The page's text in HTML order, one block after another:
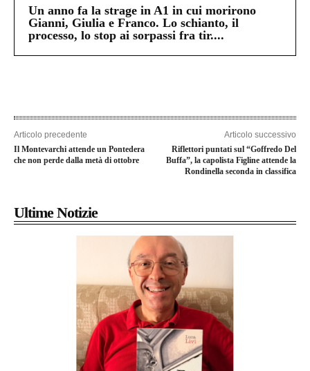
Un anno fa la strage in A1 in cui morirono
Gianni, Giulia e Franco. Lo schianto, il
processo, lo stop ai sorpassi fra tir....
Articolo precedente
Il Montevarchi attende un Pontedera
che non perde dalla metà di ottobre
Articolo successivo
Riflettori puntati sul “Goffredo Del
Buffa”, la capolista Figline attende la
Rondinella seconda in classifica
Ultime Notizie